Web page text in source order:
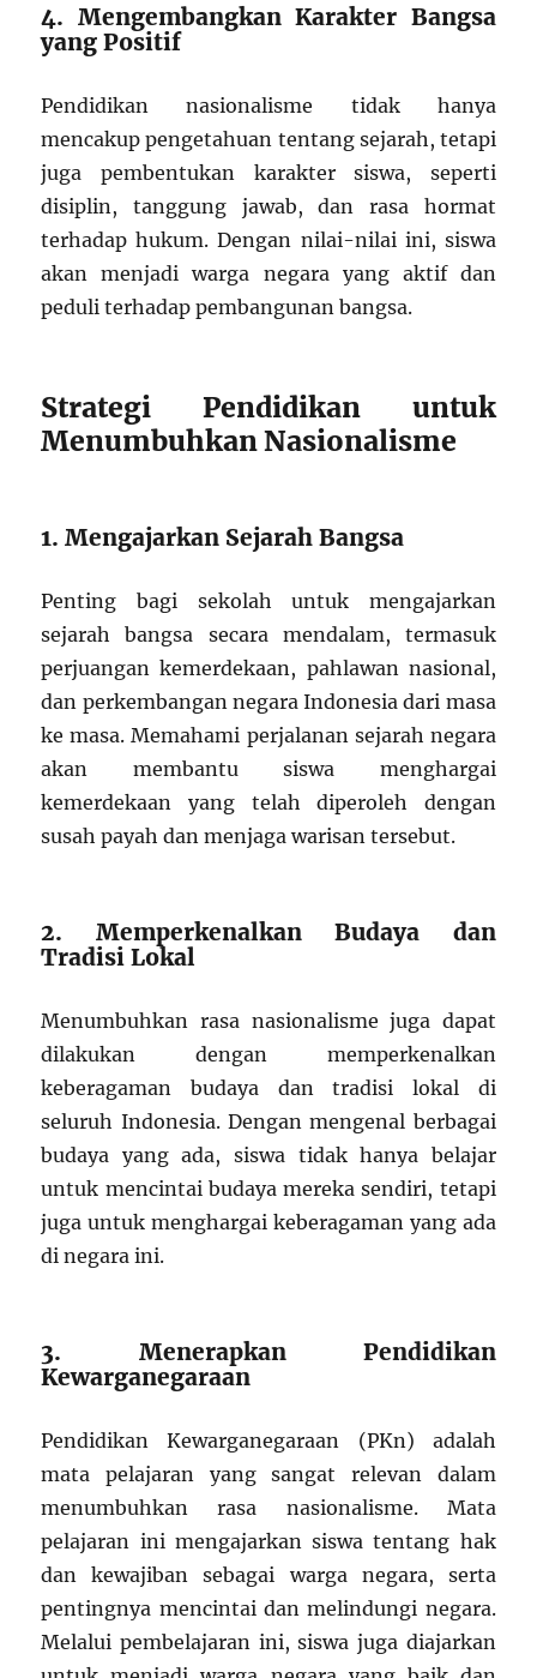
4. Mengembangkan Karakter Bangsa
yang Positif
Pendidikan nasionalisme tidak hanya
mencakup pengetahuan tentang sejarah, tetapi
juga pembentukan karakter siswa, seperti
disiplin, tanggung jawab, dan rasa hormat
terhadap hukum. Dengan nilai-nilai ini, siswa
akan menjadi warga negara yang aktif dan
peduli terhadap pembangunan bangsa.
Strategi Pendidikan untuk
Menumbuhkan Nasionalisme
1. Mengajarkan Sejarah Bangsa
Penting bagi sekolah untuk mengajarkan
sejarah bangsa secara mendalam, termasuk
perjuangan kemerdekaan, pahlawan nasional,
dan perkembangan negara Indonesia dari masa
ke masa. Memahami perjalanan sejarah negara
akan membantu siswa menghargai
kemerdekaan yang telah diperoleh dengan
susah payah dan menjaga warisan tersebut.
2. Memperkenalkan Budaya dan
Tradisi Lokal
Menumbuhkan rasa nasionalisme juga dapat
dilakukan dengan memperkenalkan
keberagaman budaya dan tradisi lokal di
seluruh Indonesia. Dengan mengenal berbagai
budaya yang ada, siswa tidak hanya belajar
untuk mencintai budaya mereka sendiri, tetapi
juga untuk menghargai keberagaman yang ada
di negara ini.
3. Menerapkan Pendidikan
Kewarganegaraan
Pendidikan Kewarganegaraan (PKn) adalah
mata pelajaran yang sangat relevan dalam
menumbuhkan rasa nasionalisme. Mata
pelajaran ini mengajarkan siswa tentang hak
dan kewajiban sebagai warga negara, serta
pentingnya mencintai dan melindungi negara.
Melalui pembelajaran ini, siswa juga diajarkan